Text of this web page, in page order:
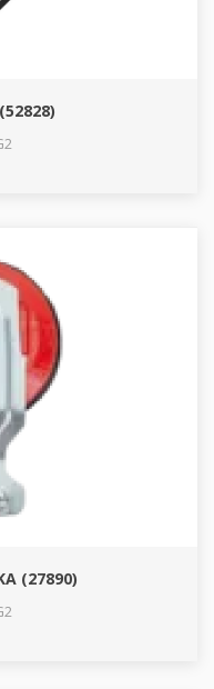
(27890)